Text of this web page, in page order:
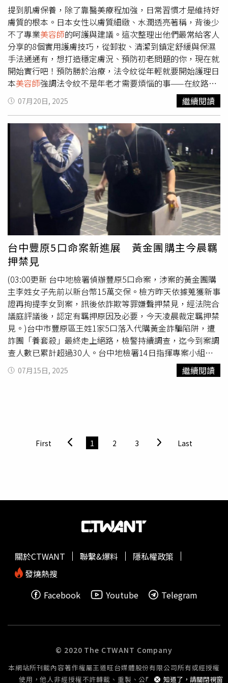
提到肌膚保養，除了靠醫美療程加強，日常習慣才是維持好
膚質的根本。日本女性以膚質細緻、水潤透亮著稱，背後少
不了專業美容師的呵護與建議。這次整理出他們最常給客人
分享的8個實用護膚技巧，從卸妝、清潔到鎮定舒緩與保濕
手法通通有，想打造穩定膚況、預防初老問題的你，現在就
開始實行吧！預防勝於治療，法令紋從年輕就要開始護理日
本美容師強調法令紋不是年老才需要煩惱的事——在紋路出
現前就要積極預防。可選用抗老或撫紋型保養品如精華霜或
專用面膜，每週集中修護一次。若已經出現細紋，則需加強
泥膜深清 1 週 2 次，毛孔才不會越來越粗大洗澡後是清潔面
膜的黃金時段，毛孔張開更利於髒污排出。乾肌建議敷 5～
10 分鐘，使用少量溫水輕柔卸除，千萬別大力搓揉，以免
傷害角質。敷完一定要馬上補水，避免肌膚變得乾燥粗糙。
洗臉選泡沫型，減少摩擦肌膚更溫和泡沫型潔顏產品是日本
人愛用的日常保養好物。綿密泡泡能深入毛孔、減少洗臉時
的摩擦傷害，同時帶走皮脂與髒污。洗完後肌膚更透亮、也
不易乾澀，讓後續保養更容易吸收。（圖／取自
rinka_kumada0223 IG）鼻翼泛紅別硬撐，舒緩型精華來拯
救口罩長期摩擦讓不少人鼻翼兩側出現泛紅、乾癢情形。這
代表肌膚屏障正在發炎，應使用有舒緩或抗敏成分的精華液
來加強修護。若有長痘痘情形避免直接用手觸碰，可用棉棒
輕點產品，衛生又溫和。好膚質從腸道開始，記得每天補益
生菌皮膚狀態其實是身體的鏡子。當你發現肌膚無光、乾
燥，可能是腸胃不健康的反映。日本美容師會建議每日補充
益生菌，並留意飲食均衡，幫助腸道維持良好菌叢，從內而
外養出透亮肌。（圖／取自 rinka_kumada0223 IG）不只產
品重要，保養手法更要溫柔再好的保養品，若用力搓揉也會
讓肌膚提早老化。建議以指腹輕輕彈壓上臉，就像在對肌膚
說悄悄話，給予放鬆舒緩的感覺。針對有斑點或暗沉部位，
可再局部疊擦一次精華，加強改善的效果。肌膚乾就換上補
要足夠，別用棉片摩擦當保養許多人卸妝不夠徹底，是造成
皮膚色素沉澱與暗沉的主因。尤其使用卸妝水時，務必要讓
07月20日, 2025 繼續閱讀
台中豐原5口命案新進展 黃金團購主今晨羈
押禁見
(03:00更新 台中地檢署偵辦豐原5口命案，涉案的黃金團購
主李姓女子先前以新台幣15萬交保。檢方昨天依據蒐獲新事
證再拘提李女到案，訊後依詐欺等罪嫌聲押禁見，經法院合
議庭評議後，認定有羈押原因及必要，今天凌晨裁定羈押禁
見。)台中市豐原區王姓1家5口落入代購黃金詐騙陷阱，遭
詐團「養套殺」最終走上絕路，檢警持續調查，迄今到案調
查人數已累計超過30人。台中地檢署14日指揮專案小組將
李姓團購主拘提到案，訊後認有滅證且勾串共犯或證人之
虞，且有反覆實行同一犯罪之虞，向法院聲請羈押禁見。台
別諭知限制住居和15萬元交保。檢警持續偵辦豐原1家5口
案，台中地檢署14日指出，專案小組4日、10日分別發動第
為、保全一切證據，全力投入偵辦。台中地檢署表示，檢察
據蒐獲事證並訊問李嫌後，認其涉犯詐欺取財、行使偽造準
私文書及恐嚇取財等罪嫌疑重大，有事實足認為有湮滅、偽
造、變造證據，且有勾串共犯或證人之虞，亦有反覆實行同
一犯罪之虞，認為有羈押必要，向法院聲請羈押禁見。◎勇
敢求救並非弱者，您的痛苦有人願意傾聽，請撥打1995。
1925。
07月15日, 2025 繼續閱讀
First 1 2 3 Last
知道了，請關閉視窗
關於CTWANT 聯繫&爆料
隱私權政策
發燒熱搜
Facebook
Youtube Telegram
© 2020 The CTWANT Company
本網站所刊載內容著作權屬王道旺台媒體股份有限公司所有或經授權
使用，他人非經授權不許轉載、重製、公開播送或公開傳輸。